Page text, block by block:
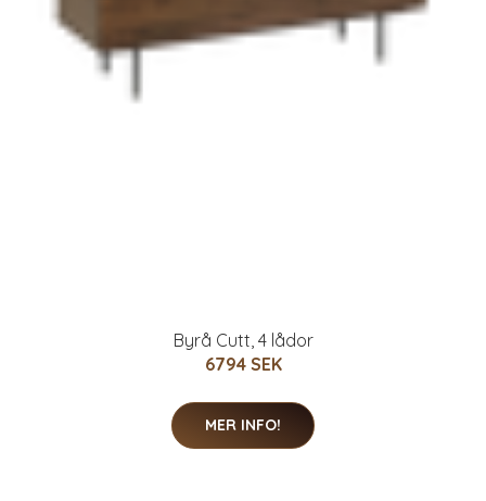
Byrå Cutt, 4 lådor
6794 SEK
MER INFO!